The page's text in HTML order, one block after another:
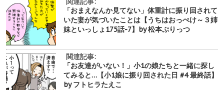
「おまえなんか見てない」体重計に振り回されて
いた妻が気づいたことは【うちはおっぺけ～３姉
妹といっしょ175話-7】by 松本ぷりっつ
関連記事:
「お友達がいない！」小1の娘たちと一緒に探し
てみると…【小1娘に振り回された日 #4 最終話】
by フトヒラたえこ